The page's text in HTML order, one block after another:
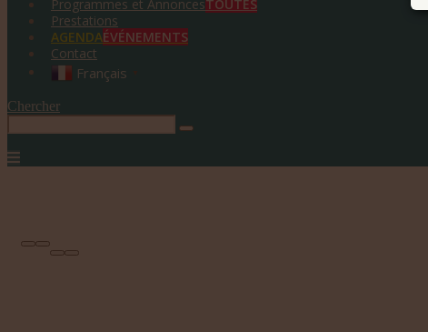
Programmes et AnnoncesTOUTES
Prestations
AGENDAÉVÉNEMENTS
Contact
Français
Chercher